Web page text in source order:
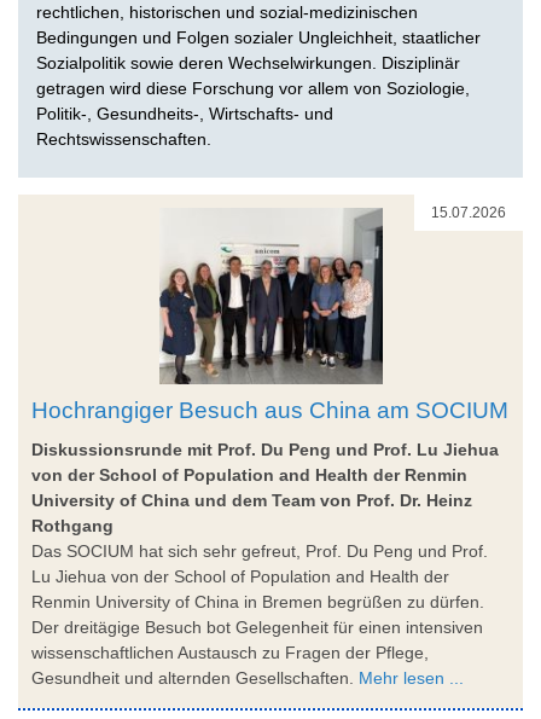
rechtlichen, historischen und sozial-medizinischen
Bedingungen und Folgen sozialer Ungleichheit, staatlicher
Sozialpolitik sowie deren Wechselwirkungen. Disziplinär
getragen wird diese Forschung vor allem von Soziologie,
Politik-, Gesundheits-, Wirtschafts- und
Rechtswissenschaften.
15.07.2026
Hochrangiger Besuch aus China am SOCIUM
Diskussionsrunde mit Prof. Du Peng und Prof. Lu Jiehua
von der School of Population and Health der Renmin
University of China und dem Team von Prof. Dr. Heinz
Rothgang
Das SOCIUM hat sich sehr gefreut, Prof. Du Peng und Prof.
Lu Jiehua von der School of Population and Health der
Renmin University of China in Bremen begrüßen zu dürfen.
Der dreitägige Besuch bot Gelegenheit für einen intensiven
wissenschaftlichen Austausch zu Fragen der Pflege,
Gesundheit und alternden Gesellschaften. Mehr lesen ...